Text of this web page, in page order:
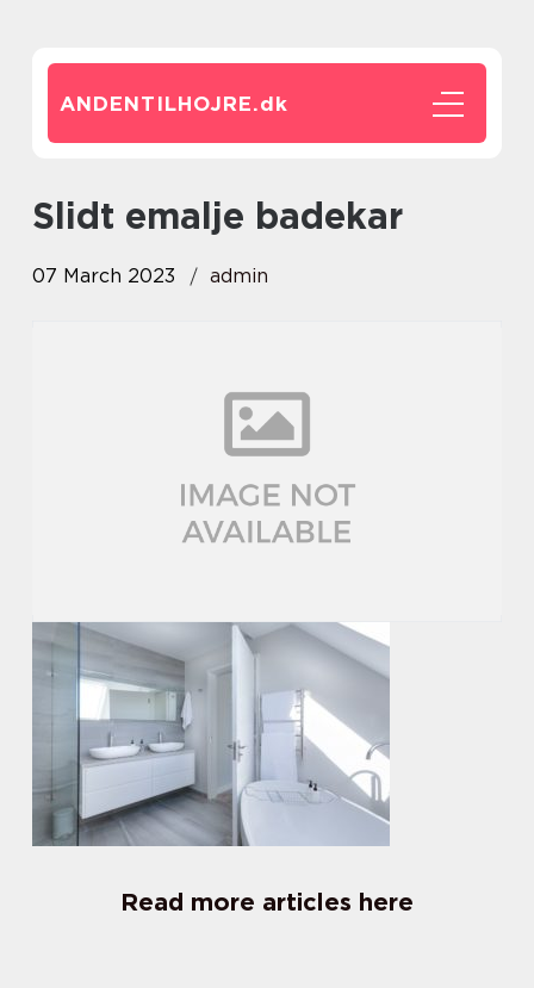
ANDENTILHOJRE.dk
Slidt emalje badekar
07 March 2023 admin
Read more articles here